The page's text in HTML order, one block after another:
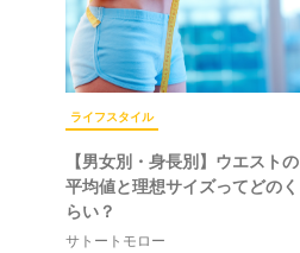
ライフスタイル
【男女別・身長別】ウエストの
平均値と理想サイズってどのく
らい？
サトートモロー